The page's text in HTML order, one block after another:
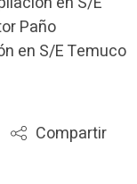
Paño
en S/E Temuco
Compartir